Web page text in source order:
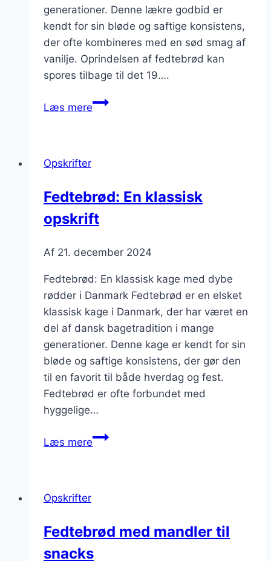
generationer. Denne lækre godbid er
kendt for sin bløde og saftige konsistens,
der ofte kombineres med en sød smag af
vanilje. Oprindelsen af fedtebrød kan
spores tilbage til det 19….
Læs mereFedtebrød
Opskrifter
Fedtebrød: En klassisk
opskrift
Af 21. december 2024
Fedtebrød: En klassisk kage med dybe
rødder i Danmark Fedtebrød er en elsket
klassisk kage i Danmark, der har været en
del af dansk bagetradition i mange
generationer. Denne kage er kendt for sin
bløde og saftige konsistens, der gør den
til en favorit til både hverdag og fest.
Fedtebrød er ofte forbundet med
hyggelige…
Læs mereFedtebrød:
Opskrifter
Fedtebrød med mandler til
snacks